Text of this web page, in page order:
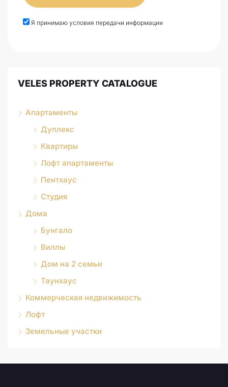
Я принимаю условия передачи информации
VELES PROPERTY CATALOGUE
Апартаменты
Дуплекс
Квартиры
Лофт апартаменты
Пентхаус
Студия
Дома
Бунгало
Виллы
Дом на 2 семьи
Таунхаус
Коммерческая недвижимость
Лофт
Земельные участки